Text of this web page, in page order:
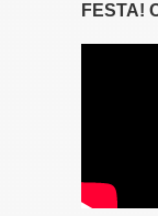
FESTA!